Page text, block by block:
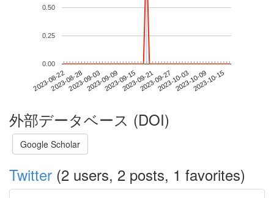
2023-08-222023-08-282023-09-032023-09-092023-09-152023-09-212023-09-272023-10-032023-10-092023-10-15
0.00
0.25
0.50
外部データベース (DOI)
Google Scholar
Twitter (2 users, 2 posts, 1 favorites)